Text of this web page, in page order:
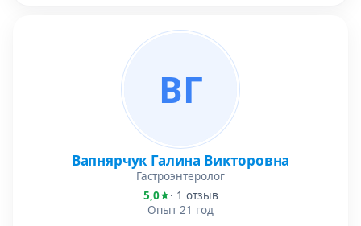
ВГ
Вапнярчук Галина Викторовна
Гастроэнтеролог
5,0
· 1 отзыв
Опыт 21 год